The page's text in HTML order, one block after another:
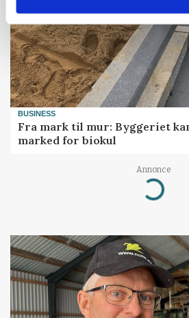
BUSINESS
Fra mark til mur: Byggeriet
marked for biokul
Annonce
Loading...